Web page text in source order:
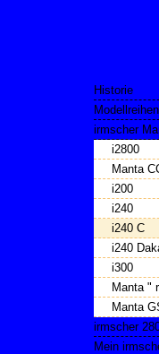
Historie
Modellreihen
irmscher
i2800
Manta
i200
i240
i240 C
i240
i300
Manta "
Manta
irmscher
Mein